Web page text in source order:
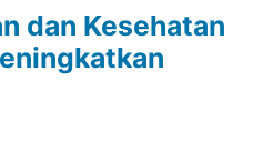
dan Kesehatan